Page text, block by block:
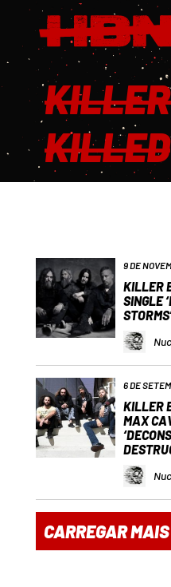
KILLED
9 DE
KILLER
SINGLE
6 DE
KILLER
MAX
CARREGAR MAIS